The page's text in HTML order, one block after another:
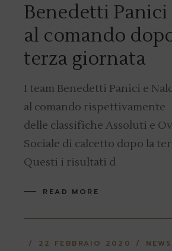
Benedetti Panici
al comando
terza giornata
I team Benedetti Panici e
al comando rispettivamente
delle classifiche Assoluti e
Sociale di calcetto dopo la
Questi i risultati d
READ MORE
22 FEBBRAIO 2020
NEWS